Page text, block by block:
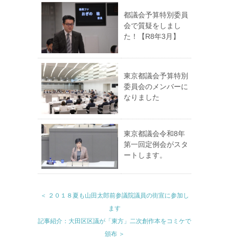
都議会予算特別委員
会で質疑をしまし
た！【R8年3月】
東京都議会予算特別
委員会のメンバーに
なりました
東京都議会令和8年
第一回定例会がスタ
ートします。
＜ ２０１８夏も山田太郎前参議院議員の街宣に参加し
ます
記事紹介：大田区区議が「東方」二次創作本をコミケで
頒布 ＞